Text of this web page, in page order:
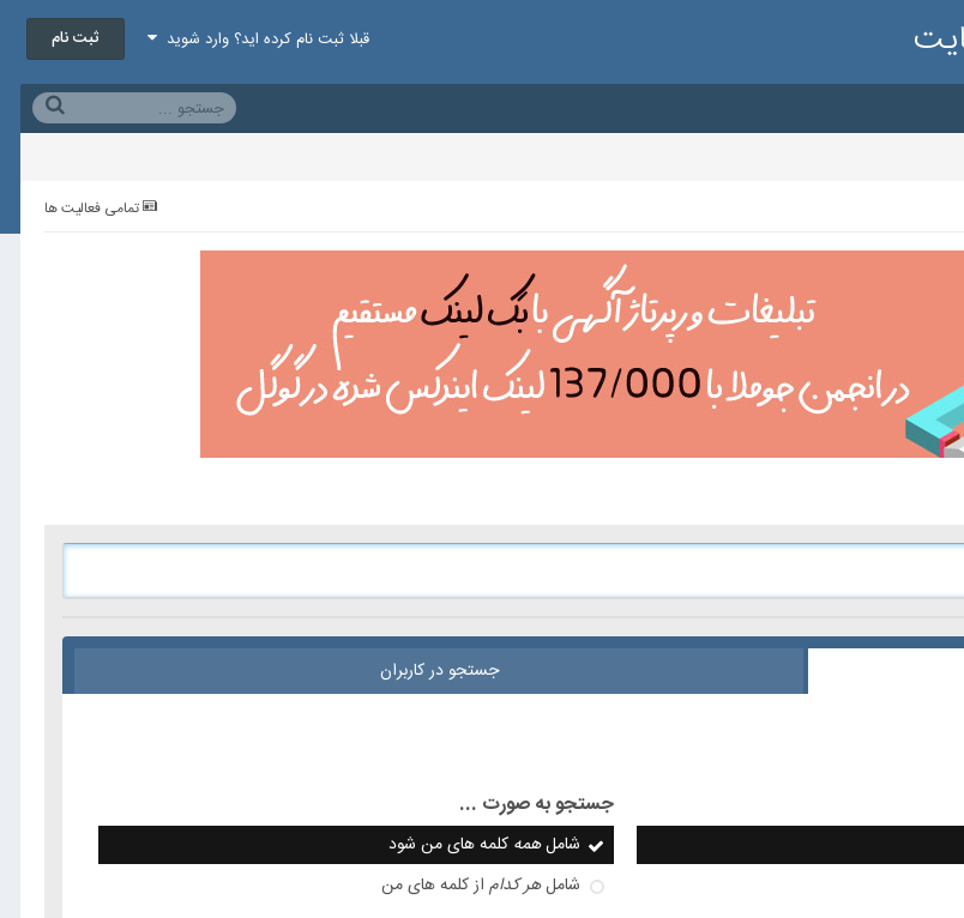
قبلا ثبت نام کرده اید؟ وارد شوید ثبت نام
تمامی فعالیت ها
جستجو در کاربران
جستجو به صورت ...
شاملهمه کلمه های من شود
شاملهر کداماز کلمه های من